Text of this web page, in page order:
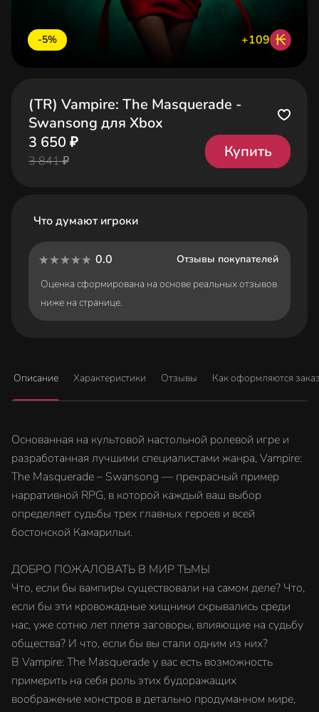
-5% +109 ₭
(TR) Vampire: The Masquerade -
Swansong для Xbox
3 650 ₽
3 841 ₽
Купить
Что думают игроки
0.0
Отзывы покупателей
Оценка сформирована на основе реальных отзывов
ниже на странице.
Описание Характеристики Отзывы Как оформляются
Основанная на культовой настольной ролевой игре и
разработанная лучшими специалистами жанра, Vampire:
The Masquerade – Swansong — прекрасный пример
нарративной RPG, в которой каждый ваш выбор
определяет судьбы трех главных героев и всей
бостонской Камарильи.
ДОБРО ПОЖАЛОВАТЬ В МИР ТЬМЫ
Что, если бы вампиры существовали на самом деле? Что,
если бы эти кровожадные хищники скрывались среди
нас, уже сотню лет плетя заговоры, влияющие на судьбу
общества? И что, если бы вы стали одним из них?
В Vampire: The Masquerade у вас есть возможность
примерить на себя роль этих будоражащих
воображение монстров в детально продуманном мире,